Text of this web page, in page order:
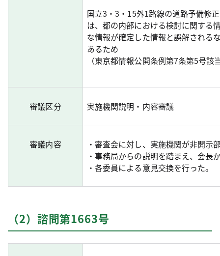
国立3・3・15外1路線の道路予備修
は、都の内部における検討に関する
な情報が確定した情報と誤解される
あるため
（東京都情報公開条例第7条第5号該
審議区分 実施機関説明・内容審議
審議内容
・審査会に対し、実施機関が非開示
・事務局からの説明を踏まえ、会長
・各委員による意見交換を行った。
（2）諮問第1663号